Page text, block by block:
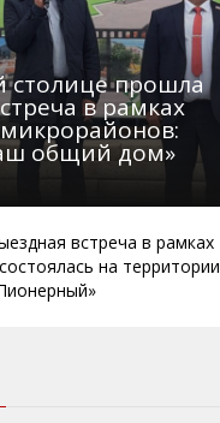
столице прошла
в рамках
общий дом»
встреча в рамках
на территории